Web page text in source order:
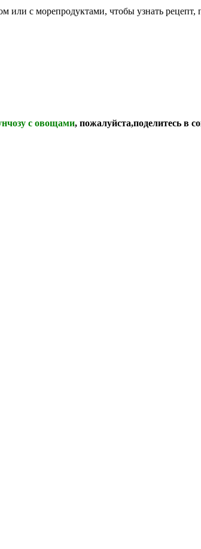
или с морепродуктами, чтобы узнать
с овощами, пожалуйста,поделитесь в